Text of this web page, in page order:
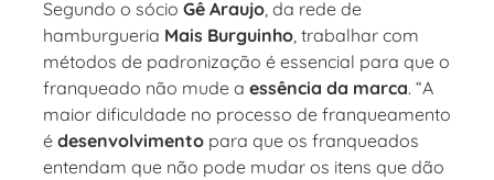
Segundo o sócio Gê Araujo , da rede de
hamburgueria Mais Burguinho , trabalhar com
métodos de padronização é essencial para que o
franqueado não mude a essência da marca. “A
maior dificuldade no processo de franqueamento
é desenvolvimento para que os franqueados
entendam que não pode mudar os itens que dão